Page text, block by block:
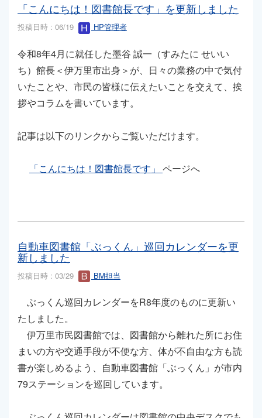
「こんにちは！図書館長です」を更新しました
投稿日時 : 06/19 HP管理者
令和8年4月に就任した墨谷 誠一（すみたに せいい
ち）館長＜伊万里市出身＞が、日々の業務の中で気付
いたことや、市民の皆様に伝えたいことを交えて、挨
拶やコラムを書いています。
記事は以下のリンクからご覧いただけます。
「こんにちは！図書館長です」 ページへ
自動車図書館「ぶっくん」巡回カレンダーを更
新しました
投稿日時 : 03/29 BM担当
ぶっくん巡回カレンダーをR8年度のものに更新い
たしました。
伊万里市民図書館では、図書館から離れた所にお住
まいの方や交通手段が不便な方、体が不自由な方も読
書が楽しめるよう、自動車図書館「ぶっくん」が市内
79ステーションを巡回しています。